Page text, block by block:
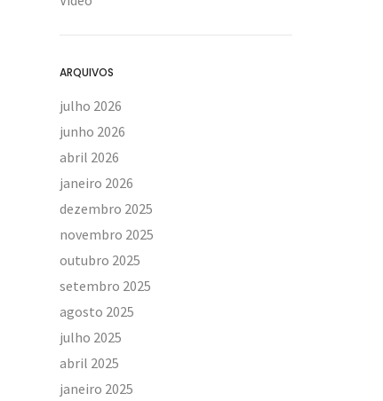
ARQUIVOS
julho 2026
junho 2026
abril 2026
janeiro 2026
dezembro 2025
novembro 2025
outubro 2025
setembro 2025
agosto 2025
julho 2025
abril 2025
janeiro 2025